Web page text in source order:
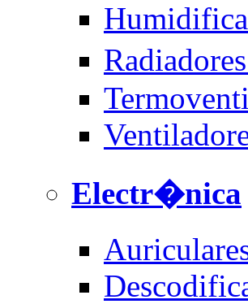
Electr�nica